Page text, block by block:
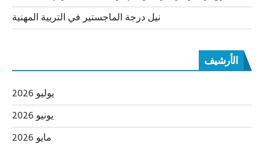
نيل درجة الماجستير في التربية المهنية
الأرشيف
يوليو 2026
يونيو 2026
مايو 2026